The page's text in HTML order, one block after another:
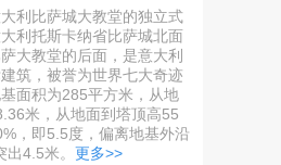
利比萨城大教堂的独立式
利托斯卡纳省比萨城北面
大教堂的后面，是意大利
筑，被誉为世界七大奇迹
面积为285平方米，从地
米，从地面到塔顶高55
，即5.5度，偏离地基外沿
4.5米。 更多>>